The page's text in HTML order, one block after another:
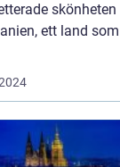
skönheten